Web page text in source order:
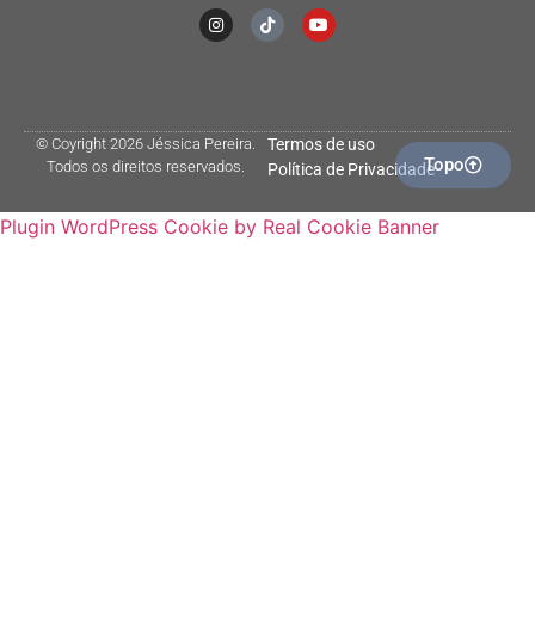
© Coyright 2026 Jéssica Pereira.
Todos os direitos reservados.
Termos de uso
Política de PrivacidadeTopo
Plugin WordPress Cookie by Real Cookie Banner